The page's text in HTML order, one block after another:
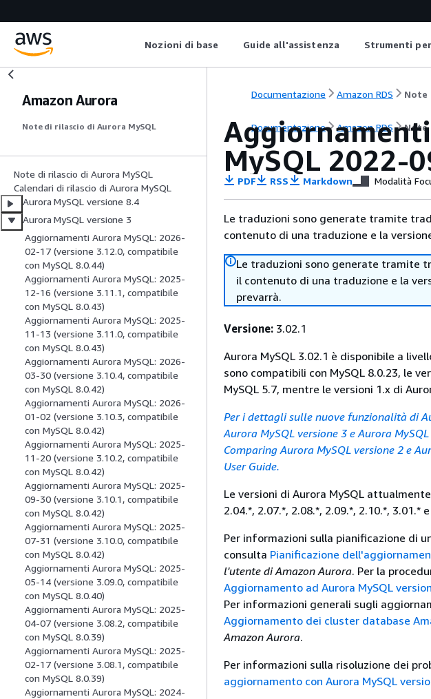
Nozioni di base Guide all'assistenza Strumenti
Amazon Aurora
Note di rilascio di Aurora MySQL
Note di rilascio di Aurora MySQL
Calendari di rilascio di Aurora MySQL
Aurora MySQL versione 8.4
Aurora MySQL versione 3
Aggiornamenti Aurora MySQL: 2026-
02-17 (versione 3.12.0, compatibile
con MySQL 8.0.44)
Aggiornamenti Aurora MySQL: 2025-
12-16 (versione 3.11.1, compatibile
con MySQL 8.0.43)
Aggiornamenti Aurora MySQL: 2025-
11-13 (versione 3.11.0, compatibile
con MySQL 8.0.43)
Aggiornamenti Aurora MySQL: 2026-
03-30 (versione 3.10.4, compatibile
con MySQL 8.0.42)
Aggiornamenti Aurora MySQL: 2026-
01-02 (versione 3.10.3, compatibile
con MySQL 8.0.42)
Aggiornamenti Aurora MySQL: 2025-
11-20 (versione 3.10.2, compatibile
con MySQL 8.0.42)
Aggiornamenti Aurora MySQL: 2025-
09-30 (versione 3.10.1, compatibile
con MySQL 8.0.42)
Aggiornamenti Aurora MySQL: 2025-
07-31 (versione 3.10.0, compatibile
con MySQL 8.0.42)
Aggiornamenti Aurora MySQL: 2025-
05-14 (versione 3.09.0, compatibile
con MySQL 8.0.40)
Aggiornamenti Aurora MySQL: 2025-
04-07 (versione 3.08.2, compatibile
con MySQL 8.0.39)
Aggiornamenti Aurora MySQL: 2025-
02-17 (versione 3.08.1, compatibile
con MySQL 8.0.39)
Aggiornamenti Aurora MySQL: 2024-
Documentazione Amazon RDS Note
Documentazione Amazon RDS Note
MySQL 2022-
PDF RSS Markdown Modalità
Le traduzioni sono generate tramite
contenuto di una traduzione e la
Le traduzioni sono generate tramite
il contenuto di una traduzione e la
prevarrà.
Versione: 3.02.1
Aurora MySQL 3.02.1 è disponibile a
sono compatibili con MySQL 8.0.23, le
MySQL 5.7, mentre le versioni 1.x di
Per i dettagli sulle nuove funzionalità di
Aurora MySQL versione 3 e Aurora
Comparing Aurora MySQL versione 2 e
User Guide.
Le versioni di Aurora MySQL
2.04.*, 2.07.*, 2.08.*, 2.09.*, 2.10.*, 3.01.*
Per informazioni sulla pianificazione di
consulta Pianificazione
l'utente di Amazon Aurora. Per la
Aggiornamento ad Aurora MySQL
Per informazioni generali sugli
Aggiornamento dei cluster database
Amazon Aurora.
Per informazioni sulla risoluzione dei
aggiornamento con Aurora MySQL